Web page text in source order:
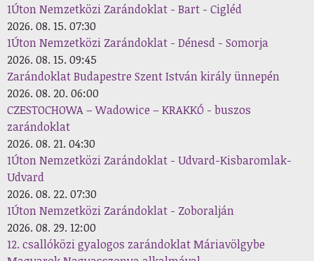
1Úton Nemzetközi Zarándoklat - Bart - Cigléd
2026. 08. 15. 07:30
1Úton Nemzetközi Zarándoklat - Dénesd - Somorja
2026. 08. 15. 09:45
Zarándoklat Budapestre Szent István király ünnepén
2026. 08. 20. 06:00
CZESTOCHOWA – Wadowice – KRAKKÓ - buszos
zarándoklat
2026. 08. 21. 04:30
1Úton Nemzetközi Zarándoklat - Udvard-Kisbaromlak-
Udvard
2026. 08. 22. 07:30
1Úton Nemzetközi Zarándoklat - Zoboralján
2026. 08. 29. 12:00
12. csallóközi gyalogos zarándoklat Máriavölgybe